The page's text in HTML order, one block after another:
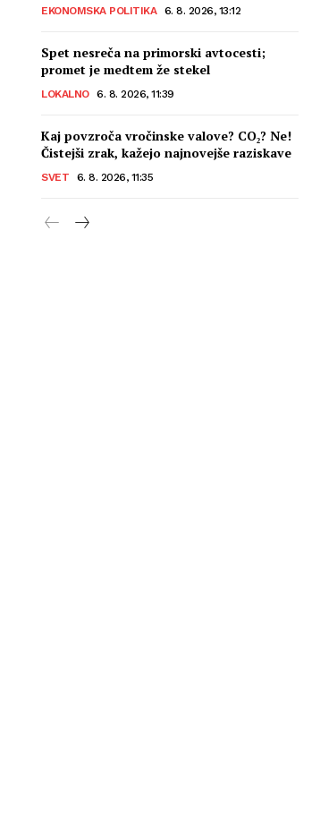
EKONOMSKA POLITIKA 6. 8. 2026, 13:12
Spet nesreča na primorski avtocesti;
promet je medtem že stekel
LOKALNO 6. 8. 2026, 11:39
Kaj povzroča vročinske valove? CO₂? Ne!
Čistejši zrak, kažejo najnovejše raziskave
SVET 6. 8. 2026, 11:35